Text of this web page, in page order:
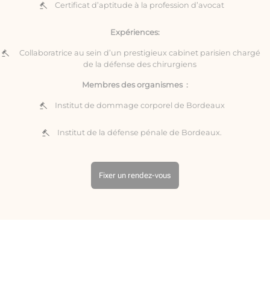
Certificat d’aptitude à la profession d’avocat
Expériences:
Collaboratrice au sein d’un prestigieux cabinet parisien chargé
de la défense des chirurgiens
Membres des organismes :
Institut de dommage corporel de Bordeaux
Institut de la défense pénale de Bordeaux.
Fixer un rendez-vous